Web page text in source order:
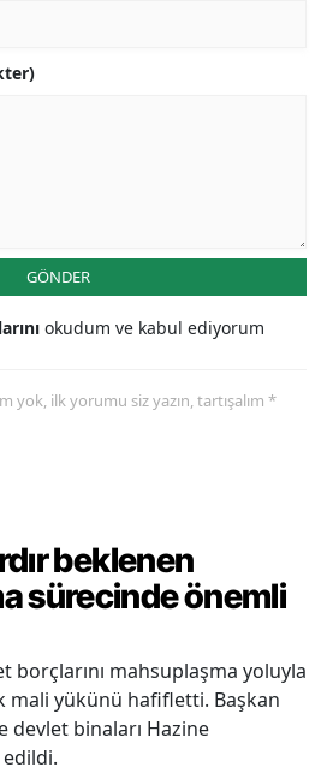
GÖNDER
okudum ve kabul ediyorum
yok, ilk yorumu siz yazın, tartışalım *
beklenen
sürecinde önemli
borçlarını mahsuplaşma yoluyla
mali yükünü hafifletti. Başkan
devlet binaları Hazine
edildi.